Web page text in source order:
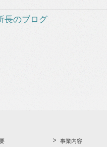
長のブログ
事業内容